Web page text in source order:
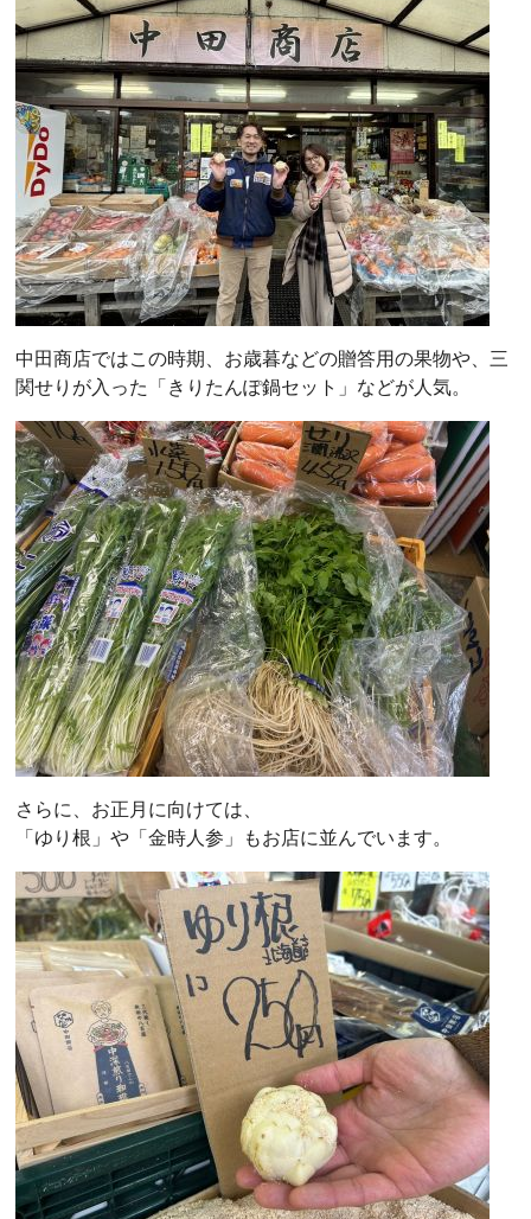
中田商店ではこの時期、お歳暮などの贈答用の果物や、三
関せりが入った「きりたんぽ鍋セット」などが人気。
さらに、お正月に向けては、
「ゆり根」や「金時人参」もお店に並んでいます。